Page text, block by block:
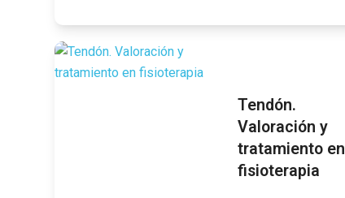
Tendón.
Valoración y
tratamiento en
fisioterapia